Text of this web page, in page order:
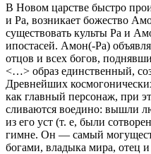
В Новом царстве быстро
и Ра, возникает божество
существовать культы Ра и
ипостасей. Амон(-Ра)
отцов и всех богов,
<…> образ единственный,
Древнейших
как главный персонаж, при
сливаются воедино: вышли
из его уст (т. е, были
гимне. Он — самый
богами, владыка мира, отец